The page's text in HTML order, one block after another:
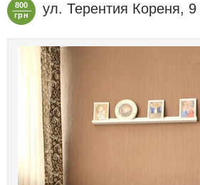
800
грн
ул. Терентия Кореня, 9